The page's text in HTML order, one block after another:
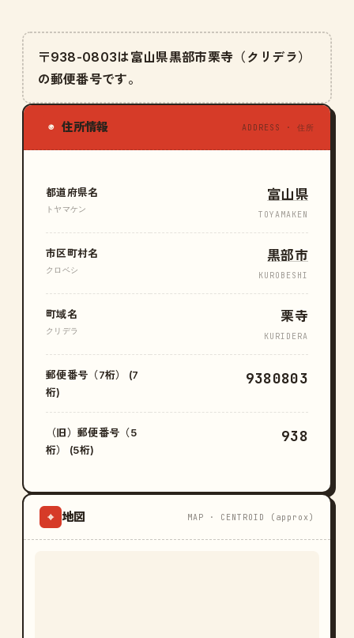
〒938-0803は富山県黒部市栗寺（クリデラ）
の郵便番号です。
◉ 住所情報 ADDRESS · 住所
都道府県名
トヤマケン
富山県
TOYAMAKEN
市区町村名
クロベシ
黒部市
KUROBESHI
町域名
クリデラ
栗寺
KURIDERA
郵便番号（7桁） (7
桁)
9380803
（旧）郵便番号（5
桁） (5桁)
938
⌖ 地図 MAP · CENTROID (approx)